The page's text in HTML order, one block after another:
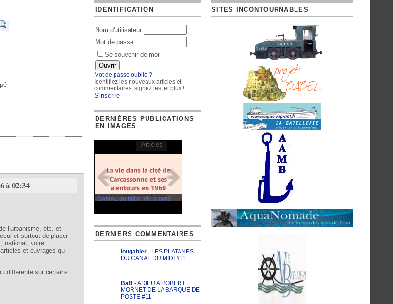
à 02:34
l'urbanisme, etc. et
et surtout de placer
national, voire
et ouvrages qui
différente sur certains
IDENTIFICATION
Nom d'utilisateur
Mot de passe
Se souvenir de moi
Mot de passe oublié ?
Identifiez les nouveaux articles et
commentaires, signez les, et plus !
S'inscrire
DERNIÈRES PUBLICATIONS
EN IMAGES
CANAL du MIDI: Vie à bord
Articles
DERNIERS COMMENTAIRES
lougabier - LES PLATANES
DU CANAL DU MIDI #11
BaB - ADIEU A ROBERT
MORNET DE LA BARQUE DE
POSTE #11
SITES INCONTOURNABLES